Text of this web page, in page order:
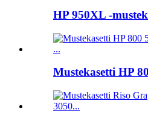
HP 950XL -
Mustekasetti HP